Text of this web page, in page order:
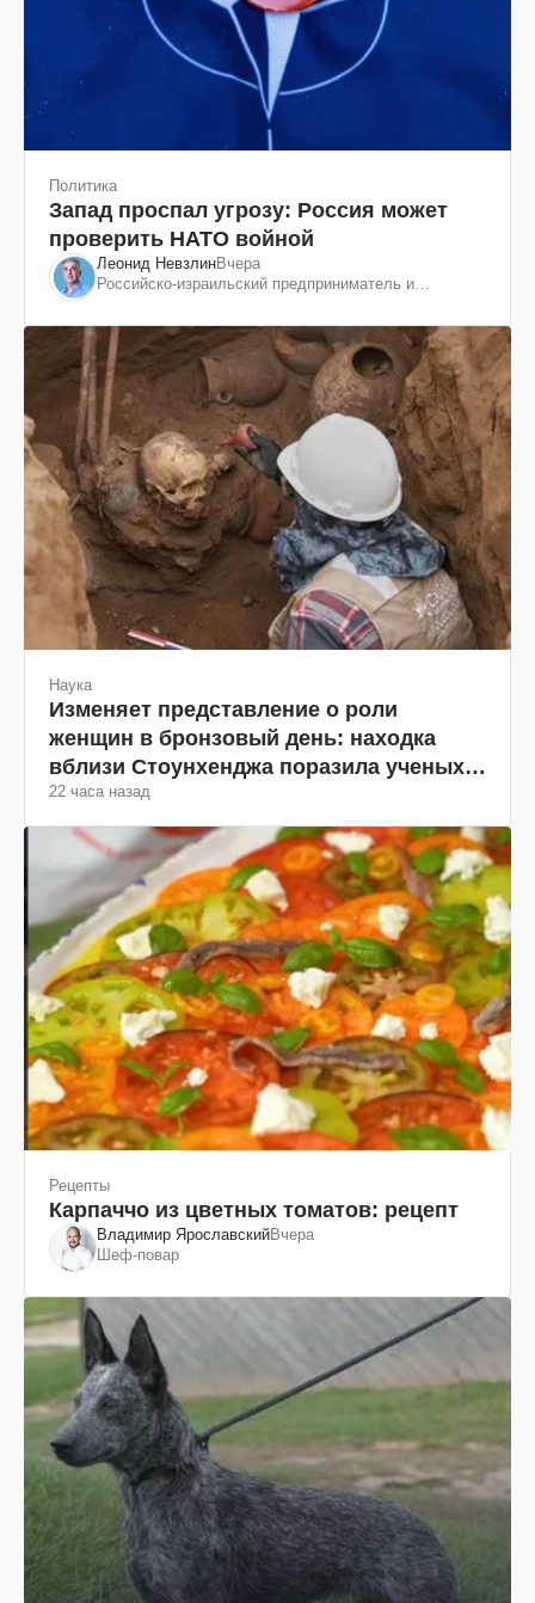
Политика
Запад проспал угрозу: Россия может
проверить НАТО войной
Леонид НевзлинВчера
Российско-израильский предприниматель и
"ЮКОСа"
Наука
Изменяет представление о роли
женщин в бронзовый день: находка
вблизи Стоунхенджа поразила ученых
(фото)
22 часа назад
Рецепты
Карпаччо из цветных томатов: рецепт
Владимир ЯрославскийВчера
Шеф-повар